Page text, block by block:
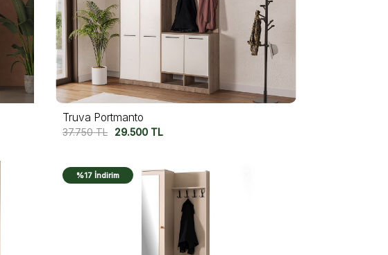
Truva Portmanto
37.750TL 29.500 TL
%17 İndirim